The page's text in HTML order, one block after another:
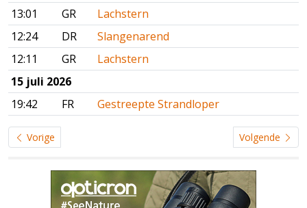
13:01
GR
Lachstern
12:24
DR
Slangenarend
12:11
GR
Lachstern
15 juli 2026
19:42
FR Gestreepte Strandloper
Vorige Volgende